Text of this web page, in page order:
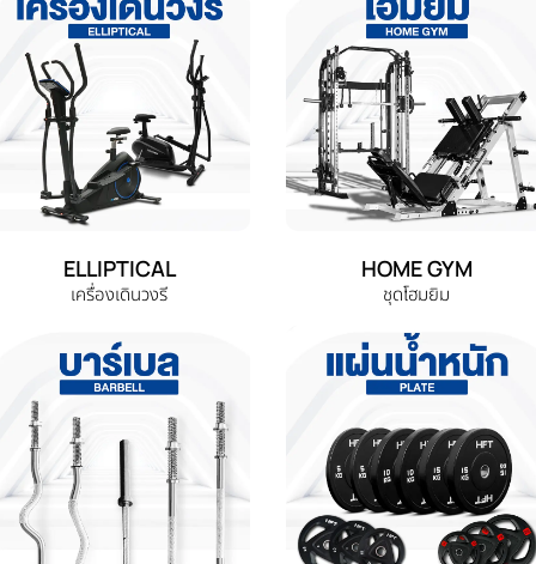
ELLIPTICAL
เครื่องเดินวงรี
HOME GYM
ชุดโฮมยิม